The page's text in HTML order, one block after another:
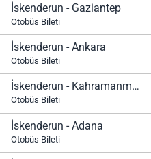
İskenderun - Gaziantep
Otobüs Bileti
İskenderun - Ankara
Otobüs Bileti
İskenderun - Kahramanmaraş
Otobüs Bileti
İskenderun - Adana
Otobüs Bileti